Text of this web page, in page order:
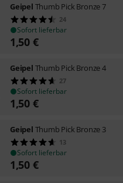
Geipel Thumb Pick Bronze 7
24
Sofort lieferbar
1,50 €
Geipel Thumb Pick Bronze 4
27
Sofort lieferbar
1,50 €
Geipel Thumb Pick Bronze 3
13
Sofort lieferbar
1,50 €